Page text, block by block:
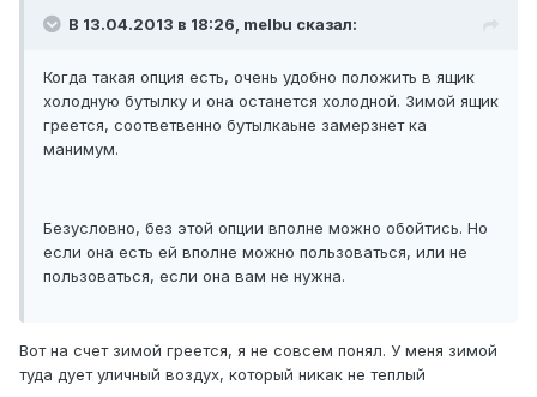
В 13.04.2013 в 18:26, melbu сказал:
Когда такая опция есть, очень удобно положить в ящик
холодную бутылку и она останется холодной. Зимой ящик
греется, соответвенно бутылкаьне замерзнет ка
манимум.
Безусловно, без этой опции вполне можно обойтись. Но
если она есть ей вполне можно пользоваться, или не
пользоваться, если она вам не нужна.
Вот на счет зимой греется, я не совсем понял. У меня зимой
туда дует уличный воздух, который никак не теплый